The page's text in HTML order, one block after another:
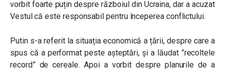
vorbit foarte puțin despre războiul din Ucraina, dar a acuzat
Vestul că este responsabil pentru începerea conflictului.
Putin s-a referit la situația economică a țării, despre care a
spus că a performat peste așteptări, și a lăudat ”recoltele
record” de cereale. Apoi a vorbit despre planurile de a